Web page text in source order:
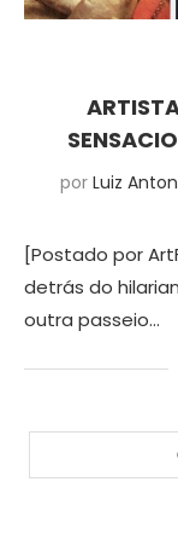
por Luiz
[Postado por
detrás do
outra passeio…